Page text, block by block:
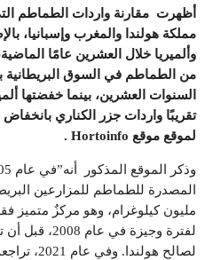
أظهرت مقارنة واردات الطماطم
مملكة هولندا والمغرب وإسبانيا،
وألميريا خلال العشرين عامًا
تقريبًا واردات جزر الكناري بانخفاض
لموقع موقع
لصالح